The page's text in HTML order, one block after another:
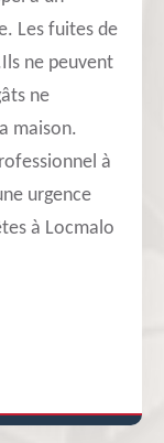
Les fuites de
ne peuvent
ne
maison.
à
urgence
à Locmalo